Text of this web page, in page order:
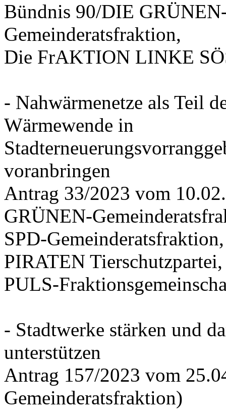
Bündnis 90/DIE
Gemeinderatsfraktion,
Die FrAKTION LINKE
- Nahwärmenetze als Teil
Wärmewende in
voranbringen
Antrag 33/2023 vom
GRÜNEN-
SPD-
PIRATEN Tierschutzpartei,
PULS-
- Stadtwerke stärken und
unterstützen
Antrag 157/2023 vom
Gemeinderatsfraktion)